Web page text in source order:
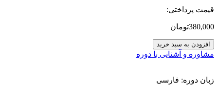
قیمت پرداختی:
380,000تومان
شادکامی
(مهارت‌های
افزودن به سبد خرید
مشاوره و آشنایی با دوره
زبان دوره: فارسی